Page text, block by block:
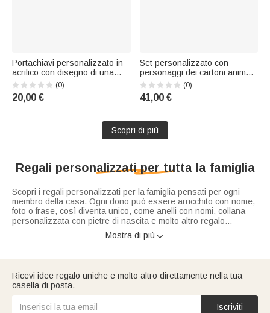
Portachiavi personalizzato in
acrilico con disegno di una
giocatrice di netball, con nome
e numero: accessorio
quotidiano e regalo di
squadra, per donne e ragazze
(0)
20,00 €
Set personalizzato con
personaggi dei cartoni animati
per bambini: zaino, borsa
porta pranzo e astuccio in stile
"Gamepad" con scritte al neon
scuola o per il compleann
(0)
41,00 €
Scopri di più
Regali personalizzati per tutta la famiglia
Scopri i regali personalizzati per la famiglia pensati per ogni
membro della casa. Ogni dono può essere arricchito con nome,
foto o frase, così diventa unico, come anelli con nomi, collana
personalizzata con pietre di nascita e molto altro regalo
speciale e unico. Ci sonoidee regalo personalizzate per
, papà, figli, nonni, fratelli e sorelle. Regalare qualcosa di
creare ricordi indimenticabili.
Mostra di più 
Ricevi idee regalo uniche e molto altro direttamente nella tua
casella di posta.
Iscriviti